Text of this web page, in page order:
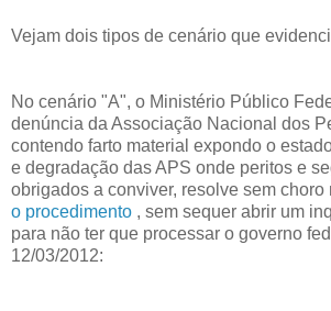
Vejam dois tipos de cenário que
No cenário "A", o Ministério Público
denúncia da Associação Nacional dos
contendo farto material expondo o
e degradação das APS onde peritos e
obrigados a conviver, resolve sem choro
o procedimento , sem sequer abrir um
para não ter que processar o governo
12/03/2012: